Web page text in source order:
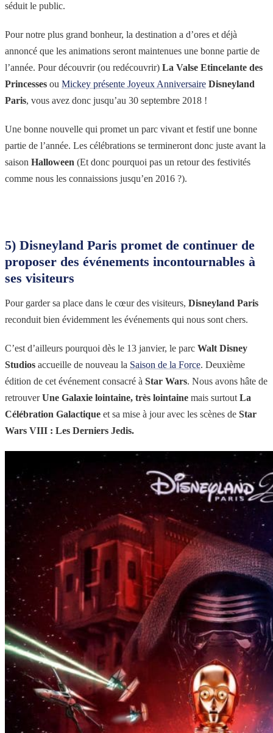
séduit le public.
Pour notre plus grand bonheur, la destination a d’ores et déjà
annoncé que les animations seront maintenues une bonne partie de
l’année. Pour découvrir (ou redécouvrir) La Valse Etincelante des
Princesses ou Mickey présente Joyeux Anniversaire Disneyland
Paris, vous avez donc jusqu’au 30 septembre 2018 !
Une bonne nouvelle qui promet un parc vivant et festif une bonne
partie de l’année. Les célébrations se termineront donc juste avant la
saison Halloween (Et donc pourquoi pas un retour des festivités
comme nous les connaissions jusqu’en 2016 ?).
5) Disneyland Paris promet de continuer de
proposer des événements incontournables à
ses visiteurs
Pour garder sa place dans le cœur des visiteurs, Disneyland Paris
reconduit bien évidemment les événements qui nous sont chers.
C’est d’ailleurs pourquoi dès le 13 janvier, le parc Walt Disney
Studios accueille de nouveau la Saison de la Force. Deuxième
édition de cet événement consacré à Star Wars. Nous avons hâte de
retrouverUne Galaxie lointaine, très lointaine mais surtout La
Célébration Galactique et sa mise à jour avec les scènes de Star
Wars VIII : Les Derniers Jedis.